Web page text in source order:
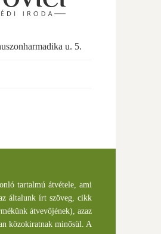
u. 5.
tartalmú átvétele, ami
általunk írt szöveg, cikk
átvevőjének), azaz
közokiratnak minősül. A